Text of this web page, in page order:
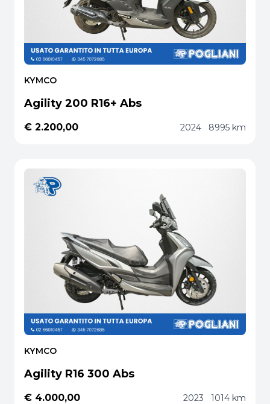
KYMCO
Agility 200 R16+ Abs
€ 2.200,00 2024 8995 km
KYMCO
Agility R16 300 Abs
€ 4.000,00 2023 1014 km